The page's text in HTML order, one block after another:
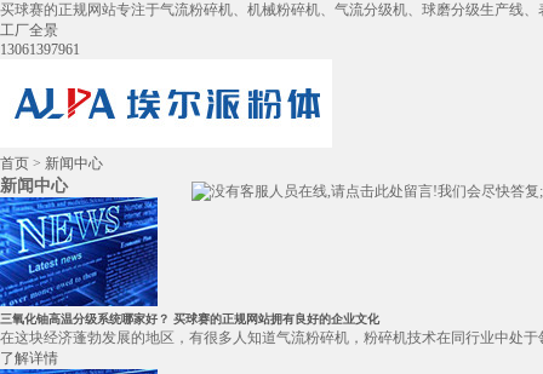
买球赛的正规网站专注于气流粉碎机、机械粉碎机、气流分级机、球磨分级生产线
工厂全景
13061397961
首页 > 新闻中心
新闻中心
三氧化铀高温分级系统哪家好？ 买球赛的正规网站拥有良好的企业文化
在这块经济蓬勃发展的地区，有很多人知道气流粉碎机，粉碎机技术在同行业中处
了解详情